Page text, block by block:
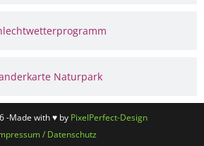
Naturpark
-Made with ♥ by PixelPerfect-Design
/ Datenschutz